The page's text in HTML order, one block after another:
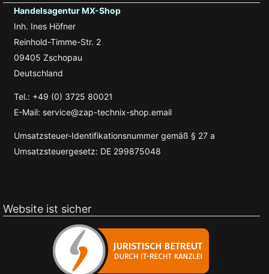
Handelsagentur MX-Shop
Inh. Ines Höfner
Reinhold-Timme-Str. 2
09405 Zschopau
Deutschland
Tel.: +49 (0) 3725 80021
E-Mail: service@zap-technix-shop.email
Umsatzsteuer-Identifikationsnummer gemäß § 27 a
Umsatzsteuergesetz: DE 299875048
Website ist sicher